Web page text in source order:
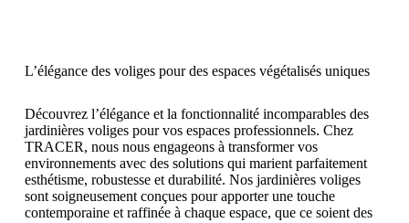
L’élégance des voliges pour des espaces végétalisés uniques
Découvrez l’élégance et la fonctionnalité incomparables des
jardinières voliges pour vos espaces professionnels. Chez
TRACER, nous nous engageons à transformer vos
environnements avec des solutions qui marient parfaitement
esthétisme, robustesse et durabilité. Nos jardinières voliges
sont soigneusement conçues pour apporter une touche
contemporaine et raffinée à chaque espace, que ce soient des